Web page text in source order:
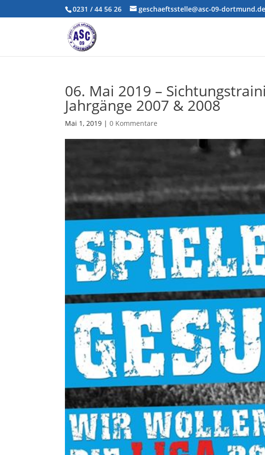
0231 / 44 56 26 geschaeftsstelle@asc-09-dortmund.de
06. Mai 2019 –
Jahrgänge 2007 & 2008
Mai 1, 2019 |0 Kommentare